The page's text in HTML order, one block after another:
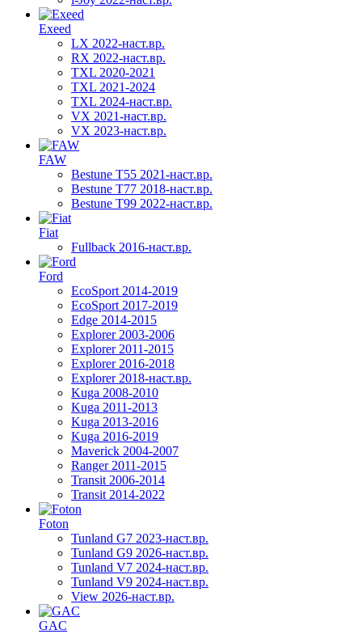
Exeed
LX 2022-наст.вр.
RX 2022-наст.вр.
TXL 2020-2021
TXL 2021-2024
TXL 2024-наст.вр.
VX 2021-наст.вр.
VX 2023-наст.вр.
FAW
Bestune T55 2021-наст.вр.
Bestune T77 2018-наст.вр.
Bestune T99 2022-наст.вр.
Fiat
Fullback 2016-наст.вр.
Ford
EcoSport 2014-2019
EcoSport 2017-2019
Edge 2014-2015
Explorer 2003-2006
Explorer 2011-2015
Explorer 2016-2018
Explorer 2018-наст.вр.
Kuga 2008-2010
Kuga 2011-2013
Kuga 2013-2016
Kuga 2016-2019
Maverick 2004-2007
Ranger 2011-2015
Transit 2006-2014
Transit 2014-2022
Foton
Tunland G7 2023-наст.вр.
Tunland G9 2026-наст.вр.
Tunland V7 2024-наст.вр.
Tunland V9 2024-наст.вр.
View 2026-наст.вр.
GAC